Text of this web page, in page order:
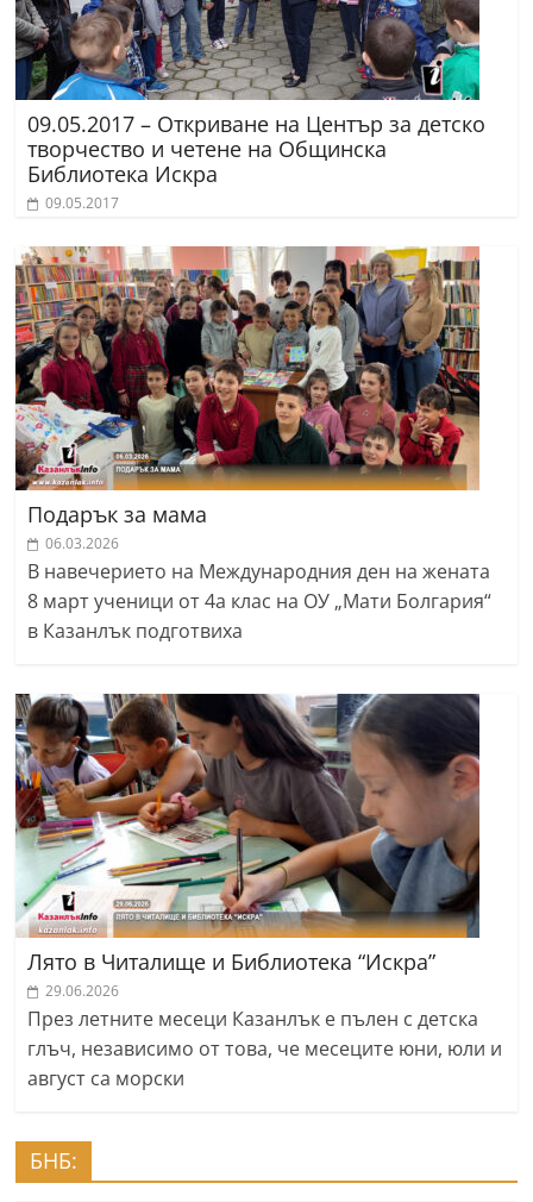
09.05.2017 – Откриване на Център за детско
творчество и четене на Общинска
Библиотека Искра
09.05.2017
Подарък за мама
06.03.2026
В навечерието на Международния ден на жената
8 март ученици от 4а клас на ОУ „Мати Болгария“
в Казанлък подготвиха
Лято в Читалище и Библиотека “Искра”
29.06.2026
През летните месеци Казанлък е пълен с детска
глъч, независимо от това, че месеците юни, юли и
август са морски
БНБ: